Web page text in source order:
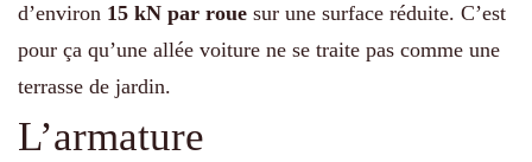
d’environ 15 kN par roue sur une surface réduite. C’est
pour ça qu’une allée voiture ne se traite pas comme une
terrasse de jardin.
L’armature